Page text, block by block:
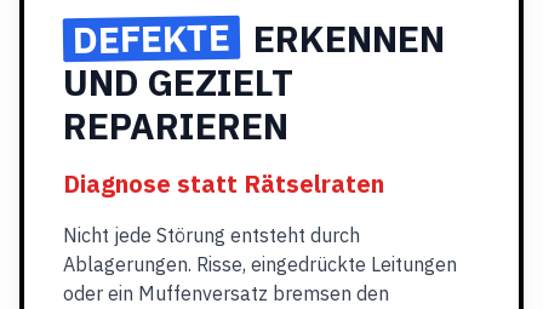
DEFEKTE ERKENNEN
UND GEZIELT
REPARIEREN
Diagnose statt Rätselraten
Nicht jede Störung entsteht durch
Ablagerungen. Risse, eingedrückte Leitungen
oder ein Muffenversatz bremsen den